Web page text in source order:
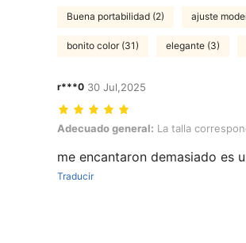
Buena portabilidad (2) ajuste
bonito color (31) elegante (3)
r***0 30 Jul,2025
Adecuado general: La talla corresponde,
Adecuado general: La talla
me encantaron demasiado es
Traducir